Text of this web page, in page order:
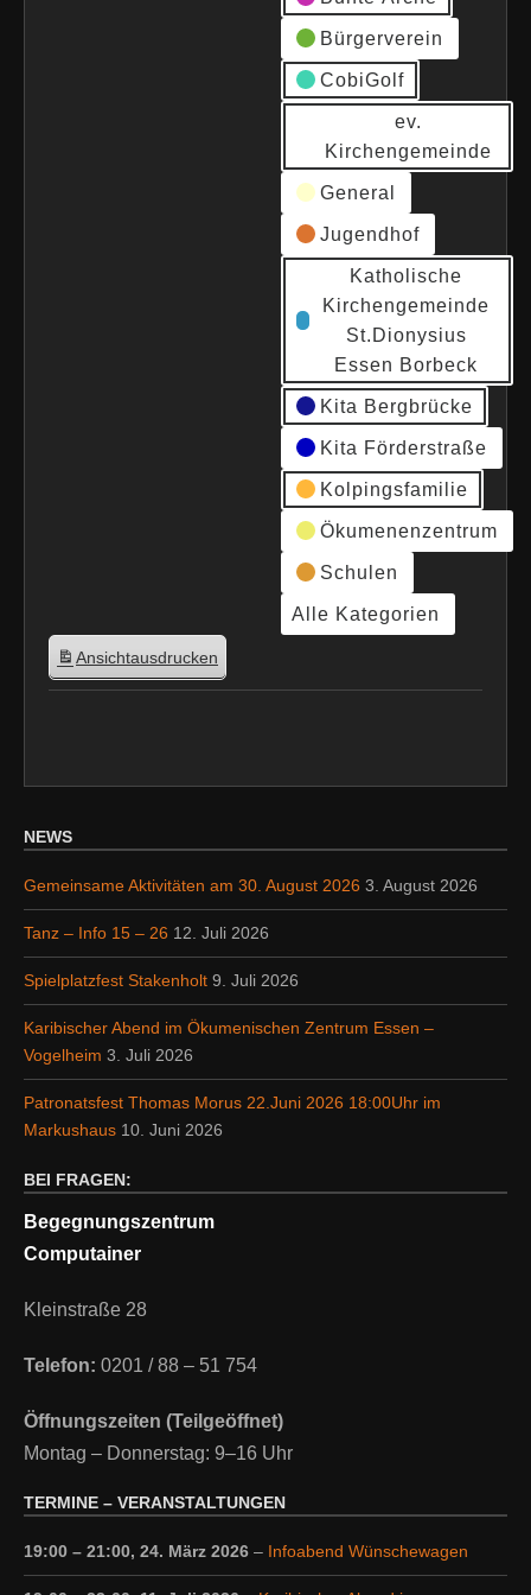
Bürgerverein
CobiGolf
ev.
Kirchengemeinde
General
Jugendhof
Katholische
Kirchengemeinde
St.Dionysius
Essen Borbeck
Kita Bergbrücke
Kita Förderstraße
Kolpingsfamilie
Ökumenenzentrum
Schulen
Alle Kategorien
Ansichtausdrucken
NEWS
Gemeinsame Aktivitäten am 30. August 2026 3. August 2026
Tanz – Info 15 – 26 12. Juli 2026
Spielplatzfest Stakenholt 9. Juli 2026
Karibischer Abend im Ökumenischen Zentrum Essen –
Vogelheim 3. Juli 2026
Patronatsfest Thomas Morus 22.Juni 2026 18:00Uhr im
Markushaus 10. Juni 2026
BEI FRAGEN:
Begegnungszentrum
Computainer
Kleinstraße 28
Telefon: 0201 / 88 – 51 754
Öffnungszeiten (Teilgeöffnet)
Montag – Donnerstag: 9–16 Uhr
TERMINE – VERANSTALTUNGEN
19:00 – 21:00, 24. März 2026 – Infoabend Wünschewagen